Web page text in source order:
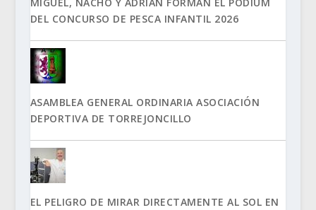
DEL CONCURSO DE PESCA INFANTIL 2026
ASAMBLEA GENERAL ORDINARIA ASOCIACIÓN
DEPORTIVA DE TORREJONCILLO
EL PELIGRO DE MIRAR DIRECTAMENTE AL SOL EN